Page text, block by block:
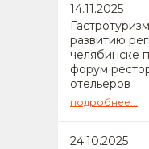
14.11.2025
развитию
челябинске
форум
отельеров
подробнее...
24.10.2025